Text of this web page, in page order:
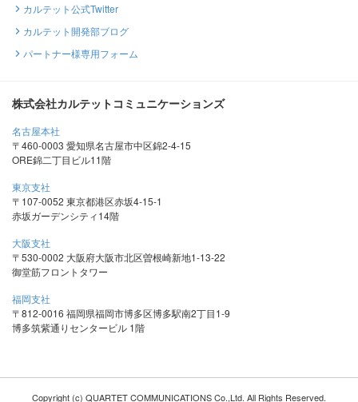
カルテット公式Twitter
カルテット開発部ブログ
パートナー様専用フォーム
株式会社カルテットコミュニケーションズ
名古屋本社
〒460-0003 愛知県名古屋市中区錦2-4-15
ORE錦二丁目ビル11階
東京支社
〒107-0052 東京都港区赤坂4-15-1
赤坂ガーデンシティ14階
大阪支社
〒530-0002 大阪府大阪市北区曽根崎新地1-13-22
御堂筋フロントタワー
福岡支社
〒812-0016 福岡県福岡市博多区博多駅南2丁目1-9
博多筑紫通りセンタービル 1階
Copyright (c) QUARTET COMMUNICATIONS Co.,Ltd. All Rights Reserved.